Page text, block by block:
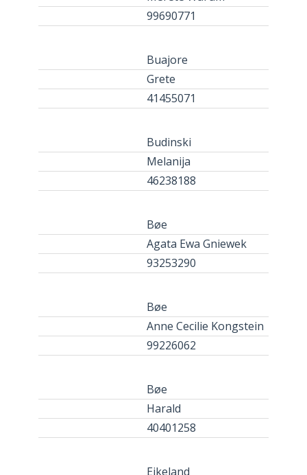
99690771
Buajore
Grete
41455071
Budinski
Melanija
46238188
Bøe
Agata Ewa Gniewek
93253290
Bøe
Anne Cecilie Kongstein
99226062
Bøe
Harald
40401258
Eikeland